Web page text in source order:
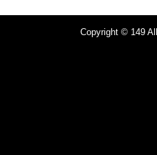
Copyright © 149